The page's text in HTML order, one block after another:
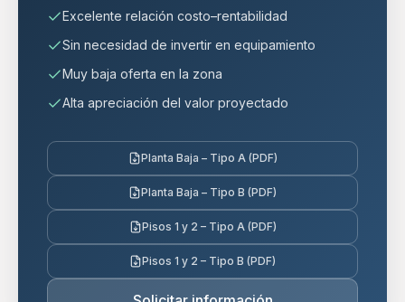
Excelente relación costo–rentabilidad
Sin necesidad de invertir en equipamiento
Muy baja oferta en la zona
Alta apreciación del valor proyectado
Planta Baja – Tipo A (PDF)
Planta Baja – Tipo B (PDF)
Pisos 1 y 2 – Tipo A (PDF)
Pisos 1 y 2 – Tipo B (PDF)